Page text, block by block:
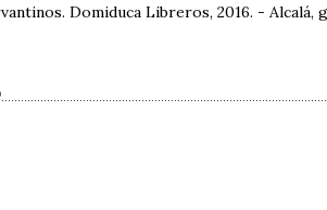
Domiduca Libreros, 2016. - Alcalá,